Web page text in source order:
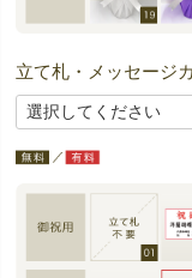
立て札・メッセージ